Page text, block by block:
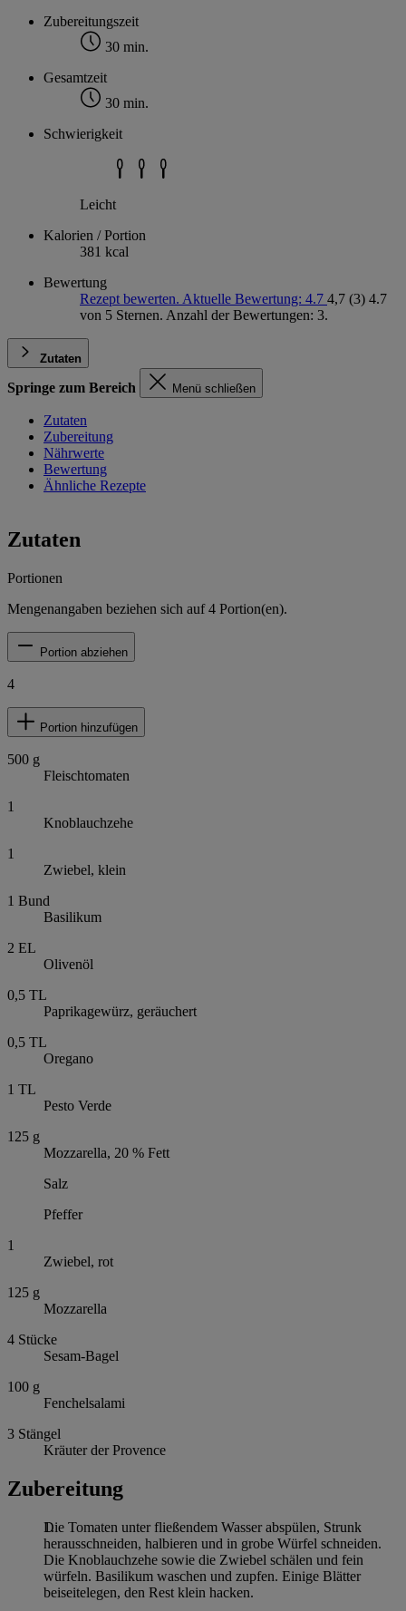
Zubereitungszeit
30 min.
Gesamtzeit
30 min.
Schwierigkeit
Leicht
Kalorien / Portion
381 kcal
Bewertung
Rezept bewerten. Aktuelle Bewertung: 4.7 4,7 (3) 4.7
von 5 Sternen. Anzahl der Bewertungen: 3.
Zutaten
Springe zum Bereich Menü schließen
Zutaten
Zubereitung
Nährwerte
Bewertung
Ähnliche Rezepte
Zutaten
Portionen
Mengenangaben beziehen sich auf4 Portion(en).
Portion abziehen
4
Portion hinzufügen
500 g
Fleischtomaten
1
Knoblauchzehe
1
Zwiebel, klein
1 Bund
Basilikum
2 EL
Olivenöl
0,5 TL
Paprikagewürz, geräuchert
0,5 TL
Oregano
1 TL
Pesto Verde
125 g
Mozzarella, 20 % Fett
Salz
Pfeffer
1
Zwiebel, rot
125 g
Mozzarella
4 Stücke
Sesam-Bagel
100 g
Fenchelsalami
3 Stängel
Kräuter der Provence
Zubereitung
Die Tomaten unter fließendem Wasser abspülen, Strunk
herausschneiden, halbieren und in grobe Würfel schneiden.
Die Knoblauchzehe sowie die Zwiebel schälen und fein
würfeln. Basilikum waschen und zupfen. Einige Blätter
beiseitelegen, den Rest klein hacken.